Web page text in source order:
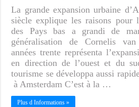
La grande expansion urbaine
siècle explique les raisons pour
des Pays bas a grandi de
généralisation de Cornelis
années trente représenta
en direction de l’ouest et du
tourisme se développa aussi
à Amsterdam C’est à la …
Plus d Informations »